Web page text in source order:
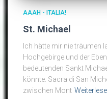
AAAH - ITALIA!
St. Michael
Ich hätte mir nie träumen
Hochgebirge und der
bedeutenden Sankt
könnte. Sacra di San
zwischen Mont